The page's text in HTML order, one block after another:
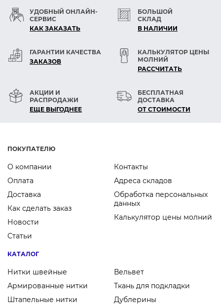
УДОБНЫЙ ОНЛАЙН-
СЕРВИС
КАК ЗАКАЗАТЬ
БОЛЬШОЙ
СКЛАД
В НАЛИЧИИ
ГАРАНТИИ КАЧЕСТВА
ЗАКАЗОВ
КАЛЬКУЛЯТОР ЦЕНЫ
МОЛНИЙ
РАСCЧИТАТЬ
АКЦИИ И
РАСПРОДАЖИ
ЕЩЕ ВЫГОДНЕЕ
БЕСПЛАТНАЯ
ДОСТАВКА
ОТ СТОИМОСТИ
ПОКУПАТЕЛЮ
О компании
Оплата
Доставка
Как сделать заказ
Новости
Статьи
Контакты
Адреса складов
Обработка персональных
данных
Калькулятор цены молний
КАТАЛОГ
Нитки швейные
Армированные нитки
Штапельные нитки
Вельвет
Ткань для подкладки
Дублерины